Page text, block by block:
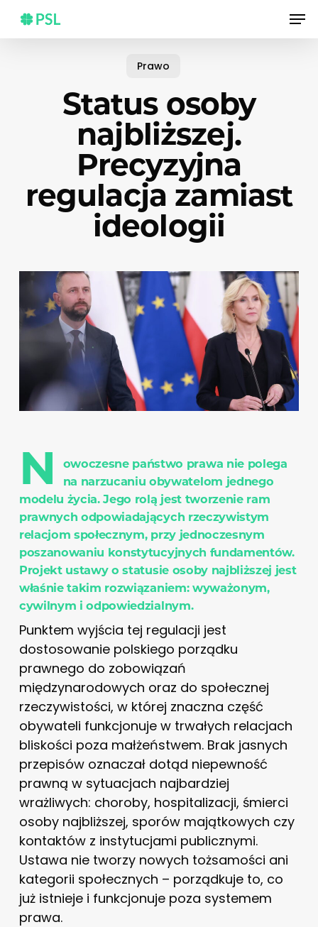
main
Prawo
Status osoby
najbliższej.
Precyzyjna
regulacja zamiast
ideologii
N
owoczesne państwo prawa nie polega
na narzucaniu obywatelom jednego
modelu życia. Jego rolą jest tworzenie ram
prawnych odpowiadających rzeczywistym
relacjom społecznym, przy jednoczesnym
poszanowaniu konstytucyjnych fundamentów.
Projekt ustawy o statusie osoby najbliższej jest
właśnie takim rozwiązaniem: wyważonym,
cywilnym i odpowiedzialnym.
Punktem wyjścia tej regulacji jest
dostosowanie polskiego porządku
prawnego do zobowiązań
międzynarodowych oraz do społecznej
rzeczywistości, w której znaczna część
obywateli funkcjonuje w trwałych relacjach
bliskości poza małżeństwem. Brak jasnych
przepisów oznaczał dotąd niepewność
prawną w sytuacjach najbardziej
wrażliwych: choroby, hospitalizacji, śmierci
osoby najbliższej, sporów majątkowych czy
kontaktów z instytucjami publicznymi.
Ustawa nie tworzy nowych tożsamości ani
kategorii społecznych – porządkuje to, co
już istnieje i funkcjonuje poza systemem
prawa.